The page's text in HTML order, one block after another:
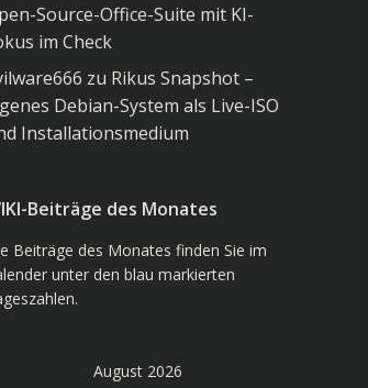
Source-Office-Suite mit KI-
im Check
zu Rikus Snapshot –
Debian-System als Live-ISO
Installationsmedium
Beiträge des Monates
Beiträge des Monates finden Sie im
unter den blau markierten
August 2026